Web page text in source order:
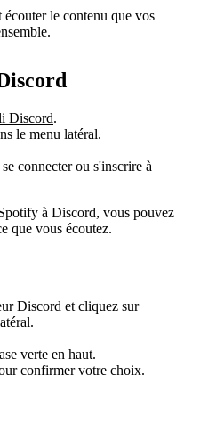
le contenu que vos
Discord.
le menu latéral.
connecter ou s'inscrire à
à Discord, vous pouvez
que vous écoutez.
Discord et cliquez sur
verte en haut.
confirmer votre choix.